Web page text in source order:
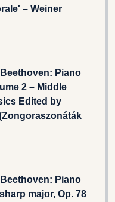
– Weiner
Piano
2 – Middle
Edited by
Piano
major, Op. 78